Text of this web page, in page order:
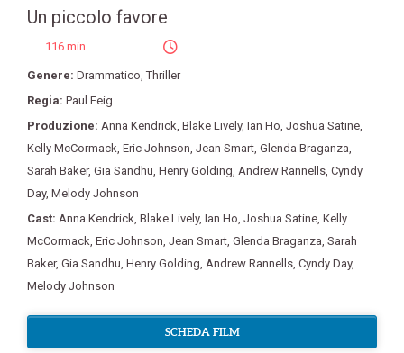
Un piccolo favore
116 min
Genere: Drammatico ,Thriller
Regia: Paul Feig
Produzione: Anna Kendrick Blake Lively, Ian Ho Joshua Satine
Kelly McCormack Eric Johnson Jean Smart Glenda Braganza
Sarah Baker, Gia Sandhu Henry Golding Andrew Rannells Cyndy
Day, Melody Johnson
Cast: Anna Kendrick Blake Lively, Ian Ho Joshua Satine Kelly
McCormack Eric Johnson Jean Smart Glenda Braganza Sarah
Baker, Gia Sandhu Henry Golding Andrew Rannells Cyndy Day,
Melody Johnson
SCHEDA FILM